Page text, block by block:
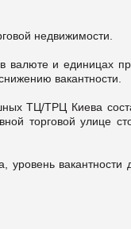
недвижимости.
валюте и единицах
вакантности.
ТЦ/ТРЦ Киева
торговой улице
вакантности